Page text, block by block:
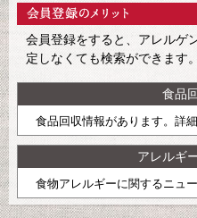
会員登録をすると、アレルゲ
定しなくても検索ができます。
食品
食品回収情報があります。詳
アレルギ
食物アレルギーに関するニュ